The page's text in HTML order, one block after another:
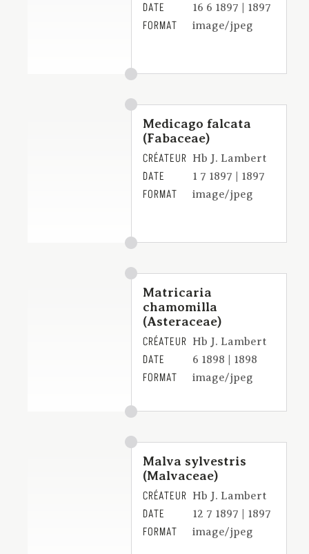
DATE 16 6 1897 | 1897
FORMAT image/jpeg
Medicago falcata
(Fabaceae)
CRÉATEUR Hb J. Lambert
DATE 1 7 1897 | 1897
FORMAT image/jpeg
Matricaria
chamomilla
(Asteraceae)
CRÉATEUR Hb J. Lambert
DATE 6 1898 | 1898
FORMAT image/jpeg
Malva sylvestris
(Malvaceae)
CRÉATEUR Hb J. Lambert
DATE 12 7 1897 | 1897
FORMAT image/jpeg